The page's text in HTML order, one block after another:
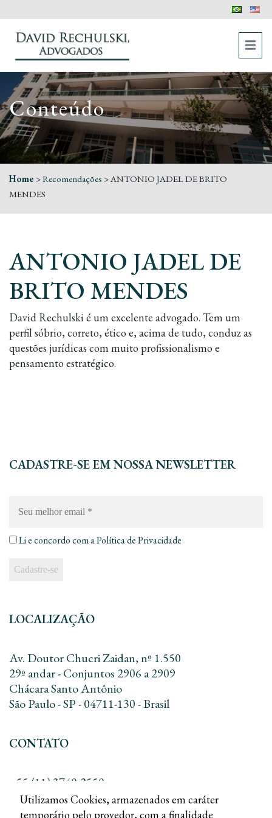
Conteúdo
Home >Recomendações >ANTONIO JADEL DE BRITO
MENDES
ANTONIO JADEL DE
BRITO MENDES
David Rechulski é um excelente advogado. Tem um
perfil sóbrio, correto, ético e, acima de tudo, conduz as
questões jurídicas com muito profissionalismo e
pensamento estratégico.
CADASTRE-SE EM NOSSA NEWSLETTER
melhor
Li e concordo com aPolítica de Privacidade
LOCALIZAÇÃO
Av. Doutor Chucri Zaidan, nº 1.550
29º andar - Conjuntos 2906 a 2909
Chácara Santo Antônio
São Paulo - SP - 04711-130 - Brasil
CONTATO
+55 (11) 3740-2550
+55 (11) 3168-8010
contato@dreadv.com.br
Utilizamos Cookies, armazenados em caráter
temporário pelo provedor, com a finalidade